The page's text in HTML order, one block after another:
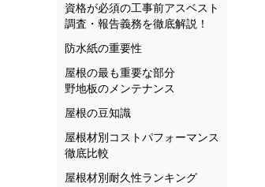
資格が必須の工事前アスベスト
調査・報告義務を徹底解説！
防水紙の重要性
屋根の最も重要な部分
野地板のメンテナンス
屋根の豆知識
屋根材別コストパフォーマンス
徹底比較
屋根材別耐久性ランキング